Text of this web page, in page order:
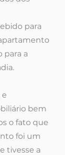
para
para a
e
bem
o fato que
foi um
tivesse a